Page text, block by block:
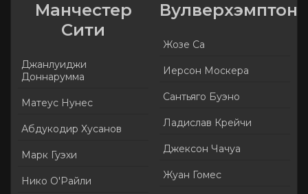
Манчестер
Сити
Джанлуиджи
Доннарумма
Матеус Нунес
Абдукодир Хусанов
Марк Гуэхи
Нико О'Райли
Вулверхэмптон
Жозе Са
Иерсон Москера
Сантьяго Буэно
Ладислав Крейчи
Джексон Чачуа
Жуан Гомес